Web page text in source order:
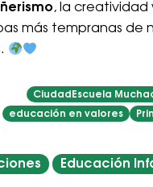
, la creatividad
más tempranas de
CiudadEscuela
educación en valores
Educación